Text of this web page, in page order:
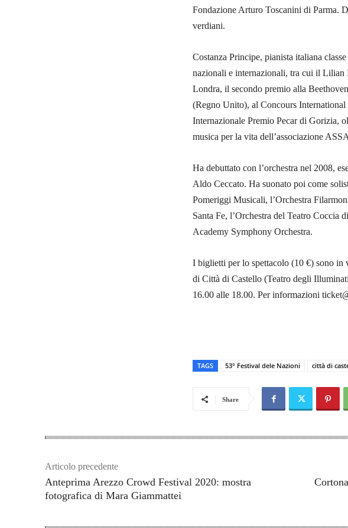
Fondazione Arturo Toscanini di Parma.
verdiani.
Costanza Principe, pianista italiana
nazionali e internazionali, tra cui il
Londra, il secondo premio alla
(Regno Unito), al Concours
Internazionale Premio Pecar di Gorizia,
musica per la vita dell’associazione
Ha debuttato con l’orchestra nel 2008,
Aldo Ceccato. Ha suonato poi come
Pomeriggi Musicali, l’Orchestra
Santa Fe, l’Orchestra del Teatro Coccia
Academy Symphony Orchestra.
I biglietti per lo spettacolo (10 €) sono in
di Città di Castello (Teatro degli
16.00 alle 18.00. Per informazioni
TAGS 53° Festival dele Nazioni città di
Share
Articolo precedente
Anteprima Arezzo Crowd Festival 2020: mostra
fotografica di Mara Giammattei